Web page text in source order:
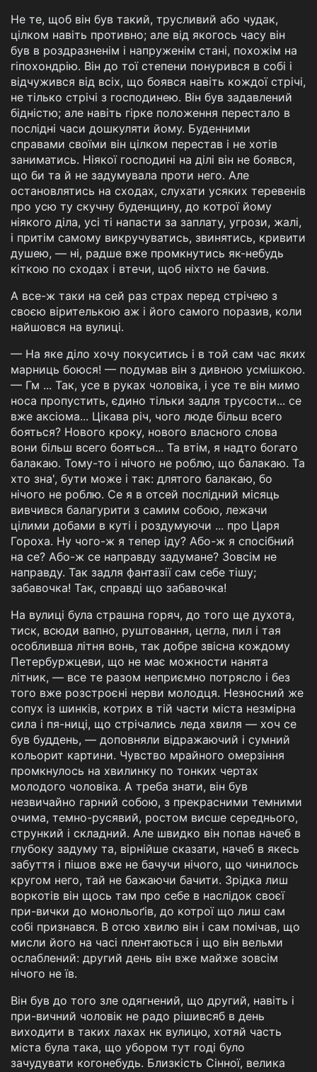
Не те, щоб він був такий, трусливий або чудак,
цілком навіть противно; але від якогось часу він
був в роздразненім і напруженім стані, похожім на
гіпохондрію. Він до тої степени понурився в собі і
відчужився від всіх, що боявся навіть кождої стрічі,
не тілько стрічі з господинею. Він був задавлений
бідністю; але навіть гірке положення перестало в
послідні часи дошкуляти йому. Буденними
справами своїми він цілком перестав і не хотів
заниматись. Ніякої господині на ділі він не боявся,
що би та й не задумувала проти него. Але
остановлятись на сходах, слухати усяких теревенів
про усю ту скучну буденщину, до котрої йому
ніякого діла, усі ті напасти за заплату, угрози, жалі,
і притім самому викручуватись, звинятись, кривити
душею, — ні, радше вже промкнутись як-небудь
кіткою по сходах і втечи, щоб ніхто не бачив.
А все-ж таки на сей раз страх перед стрічею з
своєю вірителькою аж і його самого поразив, коли
найшовся на вулиці.
— На яке діло хочу покуситись і в той сам час яких
марниць боюся! — подумав він з дивною усмішкою.
— Гм ... Так, усе в руках чоловіка, і усе те він мимо
носа пропустить, єдино тільки задля трусости... се
вже аксіома... Цікава річ, чого люде більш всего
бояться? Нового кроку, нового власного слова
вони більш всего бояться... Та втім, я надто богато
балакаю. Тому-то і нічого не роблю, що балакаю. Та
хто зна', бути може і так: длятого балакаю, бо
нічого не роблю. Се я в отсей послідний місяць
вивчився балагурити з самим собою, лежачи
цілими добами в куті і роздумуючи ... про Царя
Гороха. Ну чого-ж я тепер іду? Або-ж я спосібний
на се? Або-ж се направду задумане? Зовсім не
направду. Так задля фантазії сам себе тішу;
забавочка! Так, справді що забавочка!
На вулиці була страшна горяч, до того ще духота,
тиск, всюди вапно, руштовання, цегла, пил і тая
особливша літня вонь, так добре звісна кождому
Петербуржцеви, що не має можности нанята
літник, — все те разом неприємно потрясло і без
того вже розстроєні нерви молодця. Незносний же
сопух із шинків, котрих в тій части міста незмірна
сила і пя-ниці, що стрічались леда хвиля — хоч се
був буддень, — доповняли відражаючий і сумний
кольорит картини. Чувство мрайного омерзіння
промкнулось на хвилинку по тонких чертах
молодого чоловіка. А треба знати, він був
незвичайно гарний собою, з прекрасними темними
очима, темно-русявий, ростом висше середнього,
стрункий і складний. Але швидко він попав начеб в
глубоку задуму та, вірнійше сказати, начеб в якесь
забуття і пішов вже не бачучи нічого, що чинилось
кругом него, тай не бажаючи бачити. Зрідка лиш
воркотів він щось там про себе в наслідок своєї
при-вички до монольоґів, до котрої що лиш сам
собі признався. В отсю хвилю він і сам помічав, що
мисли його на часі плентаються і що він вельми
ослаблений: другий день він вже майже зовсім
нічого не їв.
Він був до того зле одягнений, що другий, навіть і
при-вичний чоловік не радо рішивсяб в день
виходити в таких лахах нк вулицю, хотяй часть
міста була така, що убором тут годі було
зачудувати когонебудь. Близкість Сінної, велика